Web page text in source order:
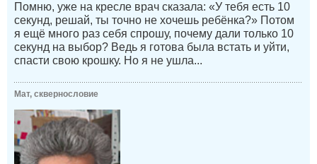
Помню, уже на кресле врач сказала: «У тебя есть 10
секунд, решай, ты точно не хочешь ребёнка?» Потом
я ещё много раз себя спрошу, почему дали только 10
секунд на выбор? Ведь я готова была встать и уйти,
спасти свою крошку. Но я не ушла...
Мат, сквернословие